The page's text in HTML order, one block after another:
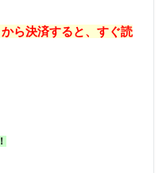
ら決済すると、すぐ読